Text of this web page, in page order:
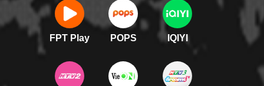
FPT Play POPS IQIYI